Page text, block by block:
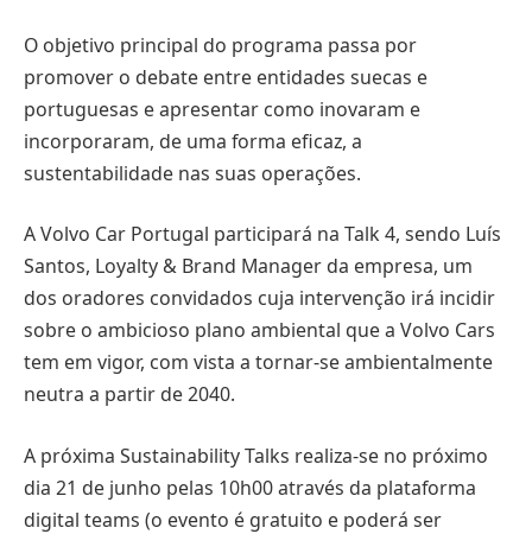
O objetivo principal do programa passa por
promover o debate entre entidades suecas e
portuguesas e apresentar como inovaram e
incorporaram, de uma forma eficaz, a
sustentabilidade nas suas operações.
A Volvo Car Portugal participará na Talk 4, sendo Luís
Santos, Loyalty & Brand Manager da empresa, um
dos oradores convidados cuja intervenção irá incidir
sobre o ambicioso plano ambiental que a Volvo Cars
tem em vigor, com vista a tornar-se ambientalmente
neutra a partir de 2040.
A próxima Sustainability Talks realiza-se no próximo
dia 21 de junho pelas 10h00 através da plataforma
digital teams (o evento é gratuito e poderá ser